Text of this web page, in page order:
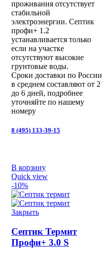
проживания отсутствует
стабильной
электроэнергии. Септик
профи+ 1.2
устанавливается только
если на участке
отсутствуют высокие
грунтовые воды.
Сроки доставки по России
в среднем составляют от 2
до 6 дней, подробнее
уточняйте по нашему
номеру
8 (495) 133-39-15
В корзину
Quick view
-10%
Закрыть
Септик Термит
Профи+ 3.0 S